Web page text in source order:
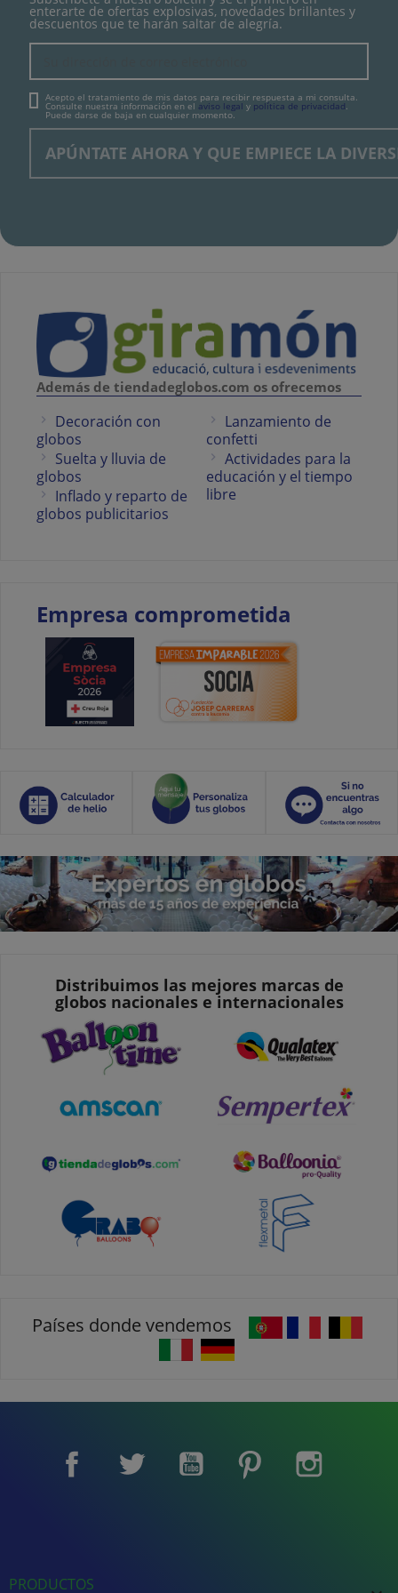
enterarte de ofertas explosivas, novedades brillantes y
descuentos que te harán saltar de alegría.
Acepto el tratamiento de mis datos para recibir respuesta a mi consulta.
Consulte nuestra información en el aviso legal y política de privacidad.
Puede darse de baja en cualquier momento.
Además de tiendadeglobos.com os ofrecemos
Decoración con
globos
Suelta y lluvia de
globos
Inflado y reparto de
globos publicitarios
Lanzamiento de
confetti
Actividades para la
educación y el tiempo
libre
Empresa comprometida
Distribuimos las mejores marcas de
globos nacionales e internacionales
Países donde vendemos
Facebook Twitter YouTube Pinterest
PRODUCTOS